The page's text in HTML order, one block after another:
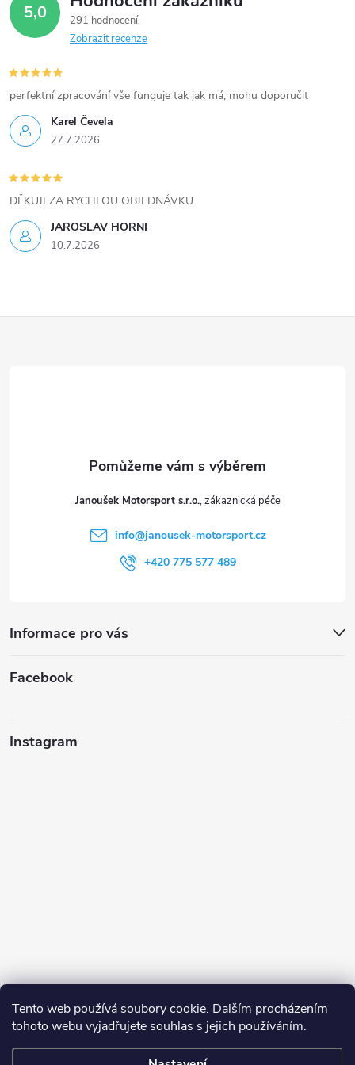
Tento web používá soubory cookie. Dalším procházením
tohoto webu vyjadřujete souhlas s jejich používáním.
d
a
c
í
p
r
v
k
y
ý
5,0
291 hodnocení
Zobrazit recenze
Karel Čevela
27.7.2026
perfektní zpracování vše funguje tak jak má, mohu doporučit
JAROSLAV HORNI
10.7.2026
DĚKUJI ZA RYCHLOU OBJEDNÁVKU
Janoušek Motorsport s.r.o.
info@janousek-motorsport.cz
+420 775 577 489
Informace pro vás
Facebook
Instagram
Sledovat na Instagramu